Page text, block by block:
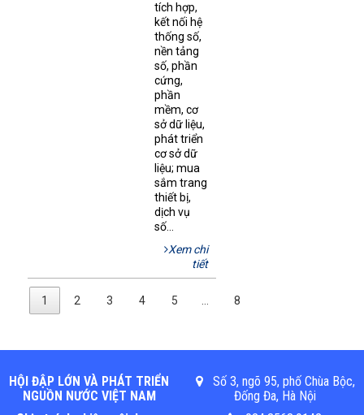
tích hợp,
kết nối hệ
thống số,
nền tảng
số, phần
cứng,
phần
mềm, cơ
sở dữ liệu,
phát triển
cơ sở dữ
liệu; mua
sắm trang
thiết bị,
dịch vụ
số...
Xem chi
tiết
1 2 3 4 5 8
HỘI ĐẬP LỚN VÀ PHÁT TRIỂN
NGUỒN NƯỚC VIỆT NAM
Số 3, ngõ 95, phố Chùa Bộc,
Đống Đa, Hà Nội